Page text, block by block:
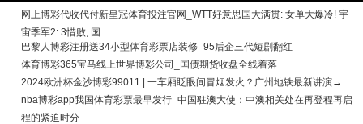
网上博彩代收代付新皇冠体育投注官网_WTT好意思国大满贯: 女单大爆冷! 宇
宙季军2: 3惜败, 国
巴黎人博彩注册送34小型体育彩票店装修_95后企三代短剧翻红
体育博彩365宝马线上世界博彩公司_国债期货收盘全线着落
2024欧洲杯金沙博彩99011 | 一车厢眨眼间冒烟发火？广州地铁最新讲演→
nba博彩app我国体育彩票最早发行_中国驻澳大使：中澳相关处在再登程再启
程的紧迫时分